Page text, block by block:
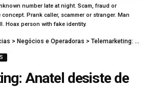
number late at night. Scam, fraud or
Prank caller, scammer or stranger. Man
Hoax person with fake identity.
> Negócios e Operadoras > Telemarketing: Anatel desiste de usar o prefixo 0304 para chamadas de cobrança
Anatel desiste de